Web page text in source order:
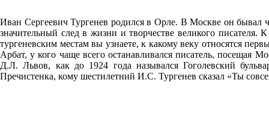
Иван Сергеевич Тургенев родился в Орле. В Москве он бывал
значительный след в жизни и творчестве великого
тургеневским местам вы узнаете, к какому веку относятся
Арбат, у кого чаще всего останавливался писатель, посещая
Д.Л. Львов, как до 1924 года назывался Гоголевский
Пречистенка, кому шестилетний И.С. Тургенев сказал «Ты